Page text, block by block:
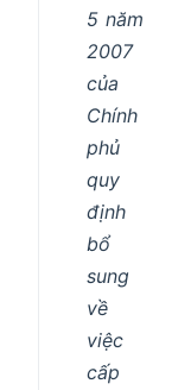
5 năm
2007
của
Chính
phủ
quy
định
bổ
sung
về
việc
cấp